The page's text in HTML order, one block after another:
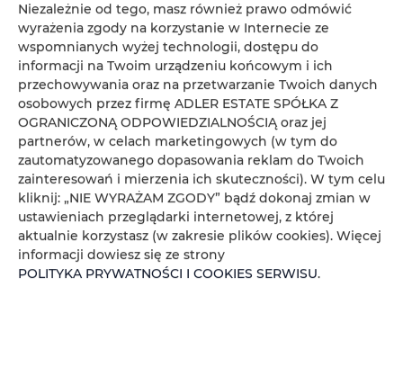
SPRAWDŹ DOSTĘPNOŚĆ
FILTROWANIE
ADLER ESTATE Sp. z
o.o.
1oferta
Niezależnie od tego, masz również prawo odmówić
wyrażenia zgody na korzystanie w Internecie ze
wspomnianych wyżej technologii, dostępu do
informacji na Twoim urządzeniu końcowym i ich
przechowywania oraz na przetwarzanie Twoich danych
osobowych przez firmę ADLER ESTATE SPÓŁKA Z
OGRANICZONĄ ODPOWIEDZIALNOŚCIĄ oraz jej
partnerów, w celach marketingowych (w tym do
zautomatyzowanego dopasowania reklam do Twoich
zainteresowań i mierzenia ich skuteczności). W tym celu
kliknij: „NIE WYRAŻAM ZGODY” bądź dokonaj zmian w
ustawieniach przeglądarki internetowej, z której
aktualnie korzystasz (w zakresie plików cookies). Więcej
informacji dowiesz się ze strony
POLITYKA PRYWATNOŚCI I COOKIES SERWISU.